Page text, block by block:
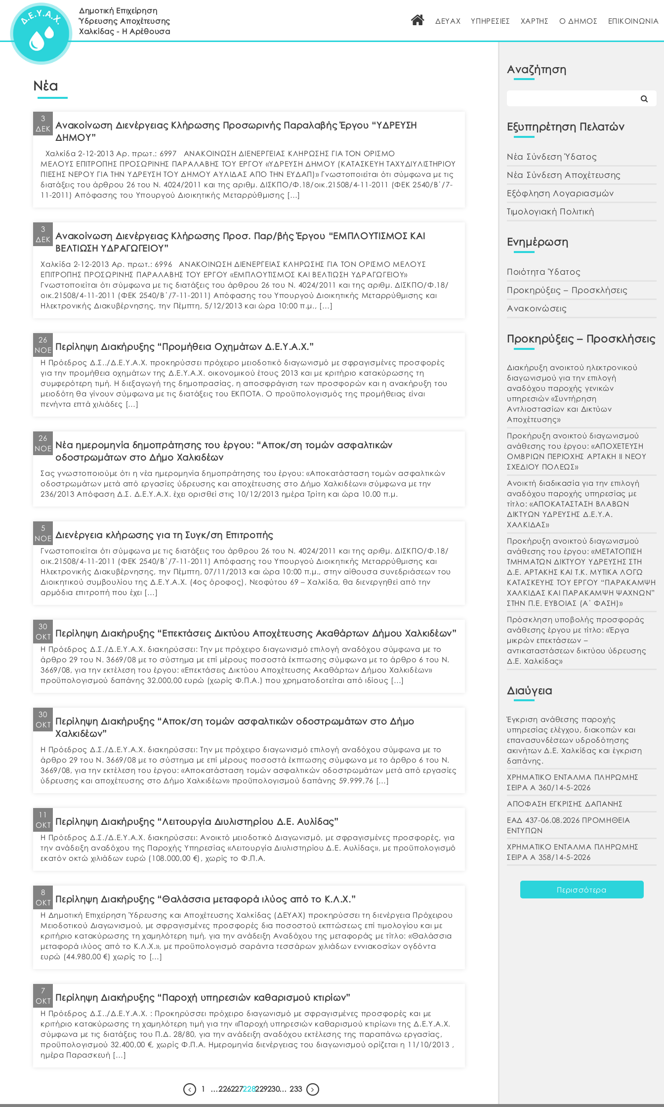
Δημοτική Επιχείρηση
Ύδρευσης Αποχέτευσης
Χαλκίδας - Η Αρέθουσα
ΔΕΥΑΧ ΥΠΗΡΕΣΙΕΣ ΧΑΡΤΗΣ Ο ΔΗΜΟΣ ΕΠΙΚΟΙΝΩΝΙΑ
Νέα
3
ΔΕΚ
Ανακοίνωση Διενέργειας Κλήρωσης Προσωρινής Παραλαβής Έργου “ΥΔΡΕΥΣΗ
ΔΗΜΟΥ”
Χαλκίδα 2-12-2013 Αρ. πρωτ.: 6997 ΑΝΑΚΟΙΝΩΣΗ ΔΙΕΝΕΡΓΕΙΑΣ ΚΛΗΡΩΣΗΣ ΓΙΑ ΤΟΝ ΟΡΙΣΜΟ
ΜΕΛΟΥΣ ΕΠΙΤΡΟΠΗΣ ΠΡΟΣΩΡΙΝΗΣ ΠΑΡΑΛΑΒΗΣ ΤΟΥ ΕΡΓΟΥ «ΥΔΡΕΥΣΗ ΔΗΜΟΥ (ΚΑΤΑΣΚΕΥΗ ΤΑΧΥΔΙΥΛΙΣΤΗΡΙΟΥ
ΠΙΕΣΗΣ ΝΕΡΟΥ ΓΙΑ ΤΗΝ ΥΔΡΕΥΣΗ ΤΟΥ ΔΗΜΟΥ ΑΥΛΙΔΑΣ ΑΠΟ ΤΗΝ ΕΥΔΑΠ)» Γνωστοποιείται ότι σύμφωνα με τις
διατάξεις του άρθρου 26 του Ν. 4024/2011 και της αριθμ. ΔΙΣΚΠΟ/Φ.18/οικ.21508/4-11-2011 (ΦΕΚ 2540/Β΄/7-
11-2011) Απόφασης του Υπουργού Διοικητικής Μεταρρύθμισης […]
3
ΔΕΚ
Ανακοίνωση Διενέργειας Κλήρωσης Προσ. Παρ/βής Έργου “ΕΜΠΛΟΥΤΙΣΜΟΣ ΚΑΙ
ΒΕΛΤΙΩΣΗ ΥΔΡΑΓΩΓΕΙΟΥ”
Χαλκίδα 2-12-2013 Αρ. πρωτ.: 6996 ΑΝΑΚΟΙΝΩΣΗ ΔΙΕΝΕΡΓΕΙΑΣ ΚΛΗΡΩΣΗΣ ΓΙΑ ΤΟΝ ΟΡΙΣΜΟ ΜΕΛΟΥΣ
ΕΠΙΤΡΟΠΗΣ ΠΡΟΣΩΡΙΝΗΣ ΠΑΡΑΛΑΒΗΣ ΤΟΥ ΕΡΓΟΥ «ΕΜΠΛΟΥΤΙΣΜΟΣ ΚΑΙ ΒΕΛΤΙΩΣΗ ΥΔΡΑΓΩΓΕΙΟΥ»
Γνωστοποιείται ότι σύμφωνα με τις διατάξεις του άρθρου 26 του Ν. 4024/2011 και της αριθμ. ΔΙΣΚΠΟ/Φ.18/
οικ.21508/4-11-2011 (ΦΕΚ 2540/Β΄/7-11-2011) Απόφασης του Υπουργού Διοικητικής Μεταρρύθμισης και
Ηλεκτρονικής Διακυβέρνησης, την Πέμπτη, 5/12/2013 και ώρα 10:00 π.μ., […]
26
ΝΟΈ Περίληψη Διακήρυξης “Προμήθεια Οχημάτων Δ.Ε.Υ.Α.Χ.”
Η Πρόεδρος Δ.Σ../Δ.Ε.Υ.Α.Χ. προκηρύσσει πρόχειρο μειοδοτικό διαγωνισμό με σφραγισμένες προσφορές
για την προμήθεια οχημάτων της Δ.Ε.Υ.Α.Χ. οικονομικού έτους 2013 και με κριτήριο κατακύρωσης τη
συμφερότερη τιμή. Η διεξαγωγή της δημοπρασίας, η αποσφράγιση των προσφορών και η ανακήρυξη του
μειοδότη θα γίνουν σύμφωνα με τις διατάξεις του ΕΚΠΟΤΑ. Ο προϋπολογισμός της προμήθειας είναι
πενήντα επτά χιλιάδες […]
26
ΝΟΈ Νέα ημερομηνία δημοπράτησης του έργου: “Aποκ/ση τομών ασφαλτικών
οδοστρωμάτων στο Δήμο Χαλκιδέων
Σας γνωστοποιούμε ότι η νέα ημερομηνία δημοπράτησης του έργου: «Αποκατάσταση τομών ασφαλτικών
οδοστρωμάτων μετά από εργασίες ύδρευσης και αποχέτευσης στο Δήμο Χαλκιδέων» σύμφωνα με την
236/2013 Απόφαση Δ.Σ. Δ.Ε.Υ.Α.Χ. έχει ορισθεί στις 10/12/2013 ημέρα Τρίτη και ώρα 10.00 π.μ.
5
ΝΟΈ Διενέργεια κλήρωσης για τη Συγκ/ση Επιτροπής
Γνωστοποιείται ότι σύμφωνα με τις διατάξεις του άρθρου 26 του Ν. 4024/2011 και της αριθμ. ΔΙΣΚΠΟ/Φ.18/
οικ.21508/4-11-2011 (ΦΕΚ 2540/Β΄/7-11-2011) Απόφασης του Υπουργού Διοικητικής Μεταρρύθμισης και
Ηλεκτρονικής Διακυβέρνησης, την Πέμπτη, 07/11/2013 και ώρα 10:00 π.μ., στην αίθουσα συνεδριάσεων του
Διοικητικού συμβουλίου της Δ.Ε.Υ.Α.Χ. (4ος όροφος), Νεοφύτου 69 – Χαλκίδα, θα διενεργηθεί από την
αρμόδια επιτροπή που έχει […]
30
ΟΚΤ
Περίληψη Διακήρυξης “Επεκτάσεις Δικτύου Αποχέτευσης Ακαθάρτων Δήμου Χαλκιδέων”
Η Πρόεδρος Δ.Σ./Δ.Ε.Υ.Α.Χ. διακηρύσσει: Την με πρόχειρο διαγωνισμό επιλογή αναδόχου σύμφωνα με το
άρθρο 29 του Ν. 3669/08 με το σύστημα με επί μέρους ποσοστά έκπτωσης σύμφωνα με το άρθρο 6 του Ν.
3669/08, για την εκτέλεση του έργου: «Επεκτάσεις Δικτύου Αποχέτευσης Ακαθάρτων Δήμου Χαλκιδέων»
προϋπολογισμού δαπάνης 32.000,00 ευρώ (χωρίς Φ.Π.Α.) που χρηματοδοτείται από ιδίους […]
30
ΟΚΤ
Περίληψη Διακήρυξης “Aποκ/ση τομών ασφαλτικών οδοστρωμάτων στο Δήμο
Χαλκιδέων”
Η Πρόεδρος Δ.Σ./Δ.Ε.Υ.Α.Χ. διακηρύσσει: Την με πρόχειρο διαγωνισμό επιλογή αναδόχου σύμφωνα με το
άρθρο 29 του Ν. 3669/08 με το σύστημα με επί μέρους ποσοστά έκπτωσης σύμφωνα με το άρθρο 6 του Ν.
3669/08, για την εκτέλεση του έργου: «Aποκατάσταση τομών ασφαλτικών οδοστρωμάτων μετά από εργασίες
ύδρευσης και αποχέτευσης στο Δήμο Χαλκιδέων» προϋπολογισμού δαπάνης 59.999,76 […]
11
ΟΚΤ
Περίληψη Διακήρυξης “Λειτουργία Διυλιστηρίου Δ.Ε. Αυλίδας”
Η Πρόεδρος Δ.Σ./Δ.Ε.Υ.Α.Χ. διακηρύσσει: Ανοικτό μειοδοτικό Διαγωνισμό, με σφραγισμένες προσφορές, για
την ανάδειξη αναδόχου της Παροχής Υπηρεσίας «Λειτουργία Διυλιστηρίου Δ.Ε. Αυλίδας», με προϋπολογισμό
εκατόν οκτώ χιλιάδων ευρώ (108.000,00 €), χωρίς το Φ.Π.Α.
8
ΟΚΤ
Περίληψη Διακήρυξης “Θαλάσσια μεταφορά ιλύος από το Κ.Λ.Χ.”
Η Δημοτική Επιχείρηση Ύδρευσης και Αποχέτευσης Χαλκίδας (ΔΕΥΑΧ) προκηρύσσει τη διενέργεια Πρόχειρου
Μειοδοτικού Διαγωνισμού, με σφραγισμένες προσφορές δια ποσοστού εκπτώσεως επί τιμολογίου και με
κριτήριο κατακύρωσης τη χαμηλότερη τιμή, για την ανάδειξη Αναδόχου της μεταφοράς με τίτλο: «Θαλάσσια
μεταφορά ιλύος από το Κ.Λ.Χ.», με προϋπολογισμό σαράντα τεσσάρων χιλιάδων εννιακοσίων ογδόντα
ευρώ (44.980,00 €) χωρίς το […]
7
ΟΚΤ
Περίληψη Διακήρυξης “Παροχή υπηρεσιών καθαρισμού κτιρίων”
Η Πρόεδρος Δ.Σ../Δ.Ε.Υ.Α.Χ. : Προκηρύσσει πρόχειρο διαγωνισμό με σφραγισμένες προσφορές και με
κριτήριο κατακύρωσης τη χαμηλότερη τιμή για την «Παροχή υπηρεσιών καθαρισμού κτιρίων» της Δ.Ε.Υ.Α.Χ.
σύμφωνα με τις διατάξεις του Π.Δ. 28/80, για την ανάδειξη αναδόχου εκτέλεσης της παραπάνω εργασίας,
προϋπολογισμού 32.400,00 €, χωρίς Φ.Π.Α. Ημερομηνία διενέργειας του διαγωνισμού ορίζεται η 11/10/2013 ,
ημέρα Παρασκευή […]
1 …226227228229230… 233
Αναζήτηση
Εξυπηρέτηση Πελατών
Νέα Σύνδεση Ύδατος
Νέα Σύνδεση Αποχέτευσης
Εξόφληση Λογαριασμών
Τιμολογιακή Πολιτική
Ενημέρωση
Ποιότητα Ύδατος
Προκηρύξεις – Προσκλήσεις
Ανακοινώσεις
Προκηρύξεις – Προσκλήσεις
Διακήρυξη ανοικτού ηλεκτρονικού
διαγωνισμού για την επιλογή
αναδόχου παροχής γενικών
υπηρεσιών «Συντήρηση
Αντλιοστασίων και Δικτύων
Αποχέτευσης»
Προκήρυξη ανοικτού διαγωνισμού
ανάθεσης του έργου: «ΑΠΟΧΕΤΕΥΣΗ
ΟΜΒΡΙΩΝ ΠΕΡΙΟΧΗΣ ΑΡΤΑΚΗ ΙΙ ΝΕΟΥ
ΣΧΕΔΙΟΥ ΠΟΛΕΩΣ»
Ανοικτή διαδικασία για την επιλογή
αναδόχου παροχής υπηρεσίας με
τίτλο: «ΑΠΟΚΑΤΑΣΤΑΣΗ ΒΛΑΒΩΝ
ΔΙΚΤΥΩΝ ΥΔΡΕΥΣΗΣ Δ.Ε.Υ.Α.
ΧΑΛΚΙΔΑΣ»
Προκήρυξη ανοικτού διαγωνισμού
ανάθεσης του έργου: «ΜΕΤΑΤΟΠΙΣΗ
ΤΜΗΜΑΤΩΝ ΔΙΚΤΥΟΥ ΥΔΡΕΥΣΗΣ ΣΤΗ
Δ.Ε. ΑΡΤΑΚΗΣ ΚΑΙ Τ.Κ. ΜΥΤΙΚΑ ΛΟΓΩ
ΚΑΤΑΣΚΕΥΗΣ ΤΟΥ ΕΡΓΟΥ “ΠΑΡΑΚΑΜΨΗ
ΧΑΛΚΙΔΑΣ ΚΑΙ ΠΑΡΑΚΑΜΨΗ ΨΑΧΝΩΝ”
ΣΤΗΝ Π.Ε. ΕΥΒΟΙΑΣ (Α΄ ΦΑΣΗ)»
Πρόσκληση υποβολής προσφοράς
ανάθεσης έργου με τίτλο: «Έργα
μικρών επεκτάσεων –
αντικαταστάσεων δικτύου ύδρευσης
Δ.Ε. Χαλκίδας»
Διαύγεια
Έγκριση ανάθεσης παροχής
υπηρεσίας ελέγχου, διακοπών και
επανασυνδέσεων υδροδότησης
ακινήτων Δ.Ε. Χαλκίδας και έγκριση
δαπάνης.
ΧΡΗΜΑΤΙΚΟ ΕΝΤΑΛΜΑ ΠΛΗΡΩΜΗΣ
ΣΕΙΡΑ Α 360/14-5-2026
ΑΠΟΦΑΣΗ ΕΓΚΡΙΣΗΣ ΔΑΠΑΝΗΣ
ΕΑΔ 437-06.08.2026 ΠΡΟΜΗΘΕΙΑ
ΕΝΤΥΠΩΝ
ΧΡΗΜΑΤΙΚΟ ΕΝΤΑΛΜΑ ΠΛΗΡΩΜΗΣ
ΣΕΙΡΑ Α 358/14-5-2026
Περισσότερα